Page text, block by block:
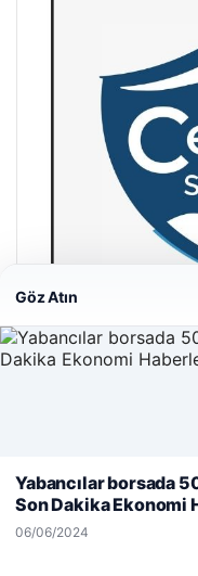
Web sitemizi nasıl
kullanıyoruz.Çerez
Göz Atın
Yabancılar borsada
Son Dakika Ekonomi
06/06/2024